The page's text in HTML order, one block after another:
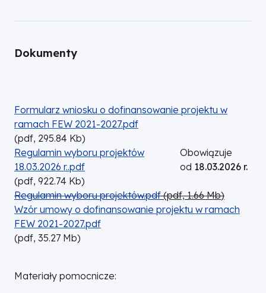
Dokumenty
DOKUMENT
Formularz wniosku o dofinansowanie projektu w
ramach FEW 2021-2027.pdf
(pdf, 295.84 Kb)
DOKUMENT
Regulamin wyboru projektów
18.03.2026 r..pdf
(pdf, 922.74 Kb)
Obowiązuje
od 18.03.2026 r.
DOKUMENT
Regulamin wyboru projektów.pdf (pdf, 1.66 Mb)
DOKUMENT
Wzór umowy o dofinansowanie projektu w ramach
FEW 2021-2027.pdf
(pdf, 35.27 Mb)
Materiały pomocnicze: